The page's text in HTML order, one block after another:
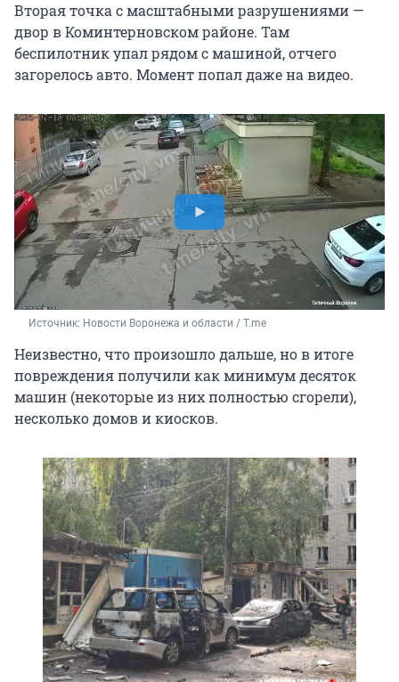
Вторая точка с масштабными разрушениями —
двор в Коминтерновском районе. Там
беспилотник упал рядом с машиной, отчего
загорелось авто. Момент попал даже на видео.
Источник: Новости Воронежа и области / T.me
Неизвестно, что произошло дальше, но в итоге
повреждения получили как минимум десяток
машин (некоторые из них полностью сгорели),
несколько домов и киосков.